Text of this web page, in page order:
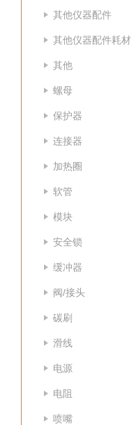
其他仪器配件
其他仪器配件耗材
其他
螺母
保护器
连接器
加热圈
软管
模块
安全锁
缓冲器
阀/接头
碳刷
滑线
电源
电阻
喷嘴